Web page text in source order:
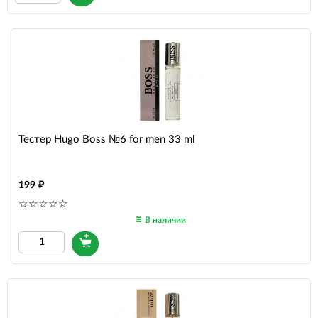
Тестер Hugo Boss №6 for men 33 ml
199
В наличии